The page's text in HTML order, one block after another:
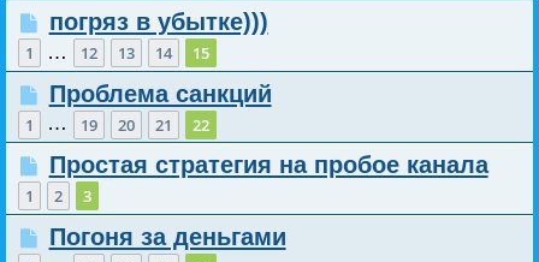
погряз в убытке)))
1 … 12 13 14 15
Проблема санкций
1 … 19 20 21 22
Простая стратегия на пробое канала
1 2 3
Погоня за деньгами